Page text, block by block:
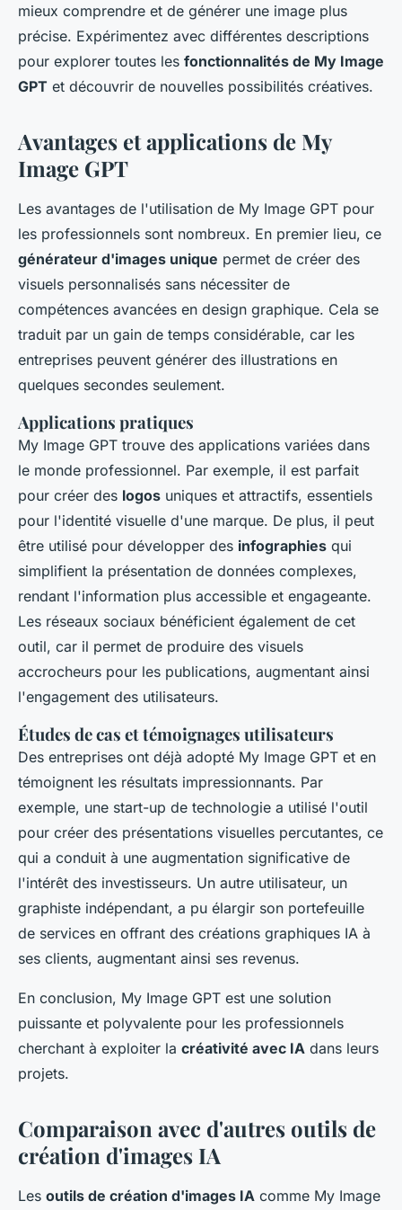
mieux comprendre et de générer une image plus
précise. Expérimentez avec différentes descriptions
pour explorer toutes les fonctionnalités de My Image
GPT et découvrir de nouvelles possibilités créatives.
Avantages et applications de My
Image GPT
Les avantages de l'utilisation de My Image GPT pour
les professionnels sont nombreux. En premier lieu, ce
générateur d'images unique permet de créer des
visuels personnalisés sans nécessiter de
compétences avancées en design graphique. Cela se
traduit par un gain de temps considérable, car les
entreprises peuvent générer des illustrations en
quelques secondes seulement.
Applications pratiques
My Image GPT trouve des applications variées dans
le monde professionnel. Par exemple, il est parfait
pour créer des logos uniques et attractifs, essentiels
pour l'identité visuelle d'une marque. De plus, il peut
être utilisé pour développer des infographies qui
simplifient la présentation de données complexes,
rendant l'information plus accessible et engageante.
Les réseaux sociaux bénéficient également de cet
outil, car il permet de produire des visuels
accrocheurs pour les publications, augmentant ainsi
l'engagement des utilisateurs.
Études de cas et témoignages utilisateurs
Des entreprises ont déjà adopté My Image GPT et en
témoignent les résultats impressionnants. Par
exemple, une start-up de technologie a utilisé l'outil
pour créer des présentations visuelles percutantes, ce
qui a conduit à une augmentation significative de
l'intérêt des investisseurs. Un autre utilisateur, un
graphiste indépendant, a pu élargir son portefeuille
de services en offrant des créations graphiques IA à
ses clients, augmentant ainsi ses revenus.
En conclusion, My Image GPT est une solution
puissante et polyvalente pour les professionnels
cherchant à exploiter la créativité avec IA dans leurs
projets.
Comparaison avec d'autres outils de
création d'images IA
Les outils de création d'images IA comme My Image